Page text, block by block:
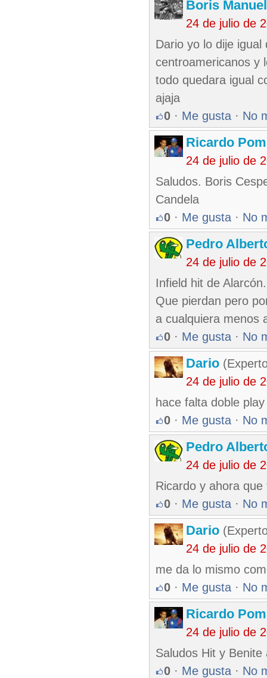
Boris
24 de julio de
Dario yo lo dije
centroamericanos y
todo quedara igual
ajaja
0 · Me gusta · No
Ricardo
24 de julio de
Saludos. Boris
Candela
0 · Me gusta · No
Pedro
24 de julio de
Infield hit de Alarcón.
Que pierdan pero
a cualquiera menos
0 · Me gusta · No
Dario
24 de julio de
hace falta doble
0 · Me gusta · No
Pedro
24 de julio de
Ricardo y ahora
0 · Me gusta · No
Dario
24 de julio de
me da lo mismo
0 · Me gusta · No
Ricardo
24 de julio de
Saludos Hit y
0 · Me gusta · No